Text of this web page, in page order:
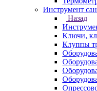
Инструмент
Назад
Ключи,
Клуппы